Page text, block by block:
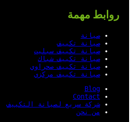
روابط مهمة
صيانة
صيانة تكييف
صيانة تكييف سبليت
صيانة تكييف شباك
صيانة تكييف صحراوي
صيانة تكييف مركزي
Blog
Contact
شركة سريع لصيانة التكييف
من نحن